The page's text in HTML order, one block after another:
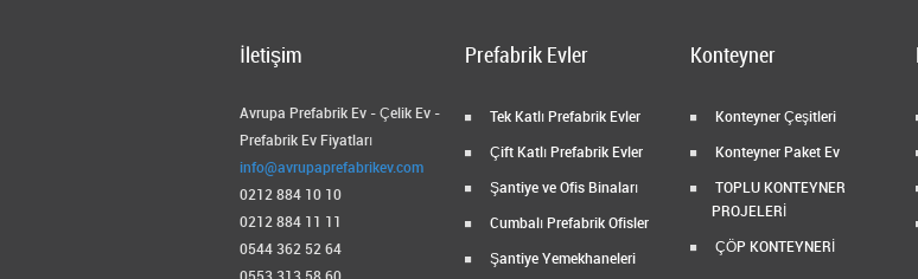
İletişim
Avrupa Prefabrik Ev - Çelik Ev -
Prefabrik Ev Fiyatları
info@avrupaprefabrikev.com
0212 884 10 10
0212 884 11 11
0544 362 52 64
Prefabrik Evler
Tek Katlı Prefabrik Evler
Çift Katlı Prefabrik Evler
Şantiye ve Ofis Binaları
Cumbalı Prefabrik Ofisler
Şantiye Yemekhaneleri
Konteyner
Konteyner Çeşitleri
Konteyner Paket Ev
TOPLU KONTEYNER
PROJELERİ
ÇÖP KONTEYNERİ